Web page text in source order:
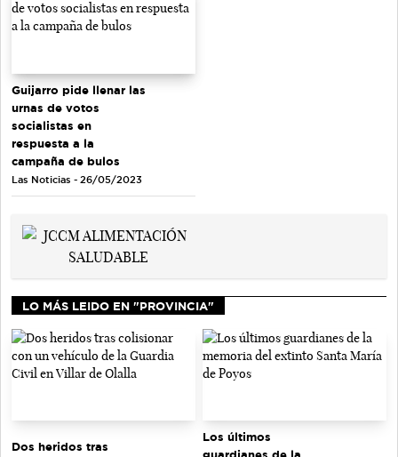
Guijarro pide llenar las
urnas de votos
socialistas en
respuesta a la
campaña de bulos
Las Noticias - 26/05/2023
LO MÁS LEIDO EN "PROVINCIA"
Dos heridos tras
Los últimos
guardianes de la